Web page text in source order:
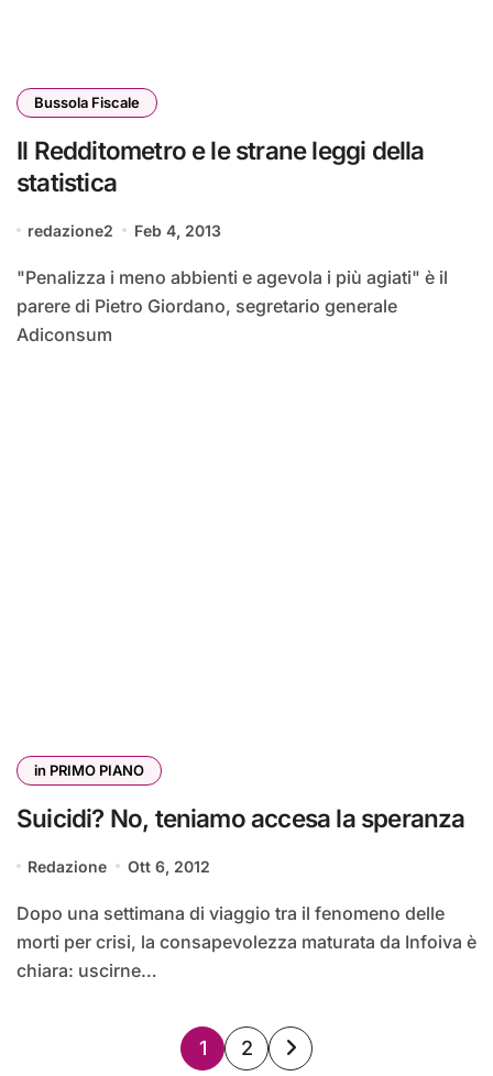
Bussola Fiscale
Il Redditometro e le strane leggi della
statistica
redazione2 Feb 4, 2013
"Penalizza i meno abbienti e agevola i più agiati" è il
parere di Pietro Giordano, segretario generale
Adiconsum
in PRIMO PIANO
Suicidi? No, teniamo accesa la speranza
Redazione Ott 6, 2012
Dopo una settimana di viaggio tra il fenomeno delle
morti per crisi, la consapevolezza maturata da Infoiva è
chiara: uscirne…
Paginazione
1 2